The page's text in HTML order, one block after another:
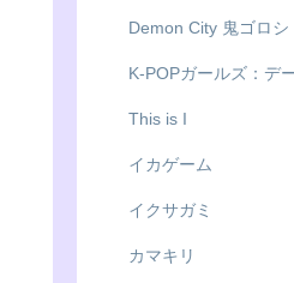
Demon City 鬼ゴロシ
K-POPガールズ：デ
This is I
イカゲーム
イクサガミ
カマキリ